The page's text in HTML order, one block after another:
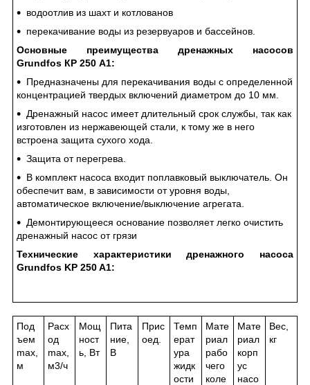
водоотлив из шахт и котлованов
перекачивание воды из резервуаров и бассейнов.
Основные преимущества дренажных насосов
Grundfos КР 250 A1:
Предназначены для перекачивания воды с определенной
концентрацией твердых включений диаметром до 10 мм.
Дренажный насос имеет длительный срок службы, так как
изготовлен из нержавеющей стали, к тому же в него
встроена защита сухого хода.
Защита от перегрева.
В комплект насоса входит поплавковый выключатель. Он
обеспечит вам, в зависимости от уровня воды,
автоматическое включение/выключение агрегата.
Демонтирующееся основание позволяет легко очистить
дренажный насос от грязи
Технические характеристики дренажного насоса
Grundfos KP 250 A1:
Под
ъем
max,
м
Расх
од
max,
м3/ч
Мощ
ност
ь, Вт
Пита
ние,
В
Прис
оед.
Темп
ерат
ура
жидк
ости
Мате
риал
рабо
чего
коле
Мате
риал
корп
ус
насо
Вес,
кг